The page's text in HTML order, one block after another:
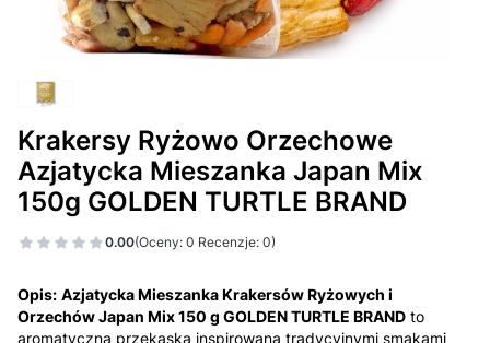
Krakersy Ryżowo Orzechowe
Azjatycka Mieszanka Japan Mix
150g GOLDEN TURTLE BRAND
0.00(Oceny: 0 Recenzje: 0)
Opis: Azjatycka Mieszanka Krakersów Ryżowych i
Orzechów Japan Mix 150 g GOLDEN TURTLE BRAND to
aromatyczna przekąska inspirowana tradycyjnymi smakami